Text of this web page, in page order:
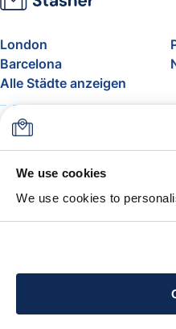
We use cookies
We use cookies to
London
Barcelona
Alle Städte anzeigen
Über uns
FAQ
Blog
Freigepäck bei Airlines
Die Stasher-Garantie
App holen